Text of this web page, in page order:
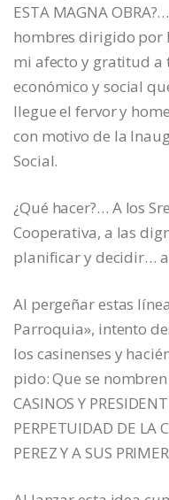
ESTA MAGNA
hombres dirigido por
mi afecto y gratitud a
económico y social
llegue el fervor y
con motivo de la
Social.
¿Qué hacer?… A los
Cooperativa, a las
planificar y decidir…
Al pergeñar estas
Parroquia», intento
los casinenses y
pido: Que se nombren
CASINOS Y
PERPETUIDAD DE LA
PEREZ Y A SUS